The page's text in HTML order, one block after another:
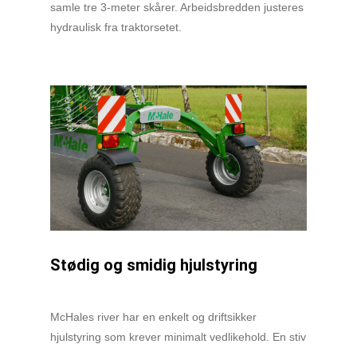
samle tre 3-meter skårer. Arbeidsbredden justeres
hydraulisk fra traktorsetet.
Stødig og smidig hjulstyring
McHales river har en enkelt og driftsikker
hjulstyring som krever minimalt vedlikehold. En stiv